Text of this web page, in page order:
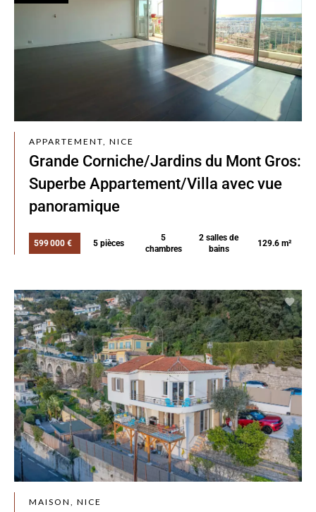
APPARTEMENT, NICE
Grande Corniche/Jardins du Mont Gros:
Superbe Appartement/Villa avec vue
panoramique
599 000 € 5 pièces
5
chambres
2 salles de
bains
129.6 m²
MAISON, NICE